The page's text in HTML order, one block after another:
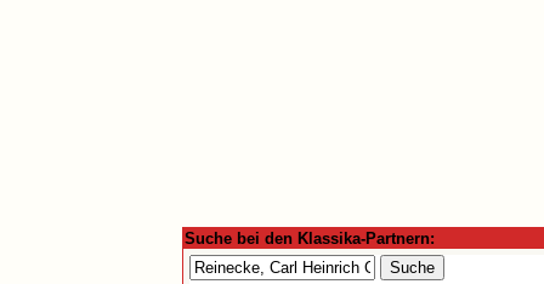
Suche bei den Klassika-Partnern: